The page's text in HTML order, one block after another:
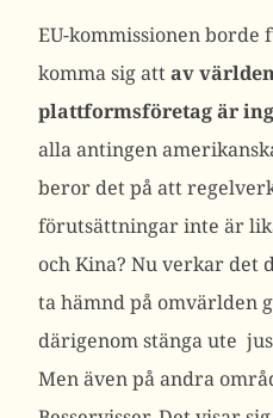
EU-kommissionen
komma sig attav
plattformsföretag är
alla antingen
beror det på att
förutsättningar inte är
och Kina? Nu verkar det
ta hämnd på omvärlden
därigenom stänga ute
Men även på andra